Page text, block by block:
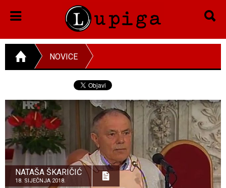
NOVICE
NATAŠA ŠKARIČIĆ
18. SIJEČNJA 2018.